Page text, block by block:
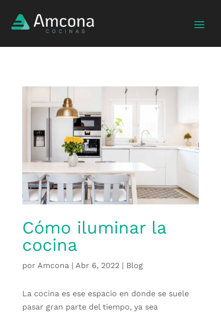
Cómo iluminar la
cocina
por Amcona| Abr 6, 2022| Blog
La cocina es ese espacio en donde se suele
pasar gran parte del tiempo, ya sea